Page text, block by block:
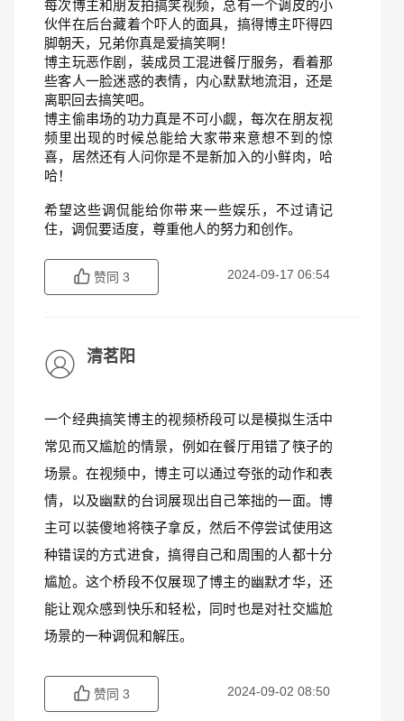
每次博主和朋友拍搞笑视频，总有一个调皮的小
伙伴在后台藏着个吓人的面具，搞得博主吓得四
脚朝天，兄弟你真是爱搞笑啊！
博主玩恶作剧，装成员工混进餐厅服务，看着那
些客人一脸迷惑的表情，内心默默地流泪，还是
离职回去搞笑吧。
博主偷串场的功力真是不可小觑，每次在朋友视
频里出现的时候总能给大家带来意想不到的惊
喜，居然还有人问你是不是新加入的小鲜肉，哈
哈！
希望这些调侃能给你带来一些娱乐，不过请记
住，调侃要适度，尊重他人的努力和创作。
赞同 3 2024-09-17 06:54
清茗阳
一个经典搞笑博主的视频桥段可以是模拟生活中
常见而又尴尬的情景，例如在餐厅用错了筷子的
场景。在视频中，博主可以通过夸张的动作和表
情，以及幽默的台词展现出自己笨拙的一面。博
主可以装傻地将筷子拿反，然后不停尝试使用这
种错误的方式进食，搞得自己和周围的人都十分
尴尬。这个桥段不仅展现了博主的幽默才华，还
能让观众感到快乐和轻松，同时也是对社交尴尬
场景的一种调侃和解压。
赞同 3 2024-09-02 08:50